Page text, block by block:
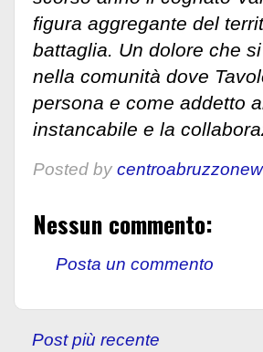
figura aggregante del
battaglia. Un dolore che
nella comunità dove
persona e come addetto
instancabile e la
Posted by
Nessun commento:
Posta un commento
Post più recente